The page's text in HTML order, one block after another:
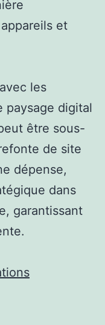
et
les
paysage digital
être sous-
de site
dépense,
dans
garantissant